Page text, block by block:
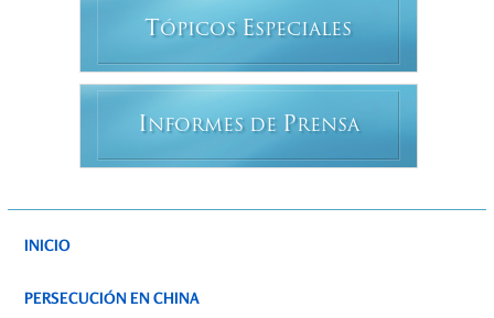
T ÓPICOS ESPECIALES
INFORMES DE PRENSA
INICIO
PERSECUCIÓN EN CHINA